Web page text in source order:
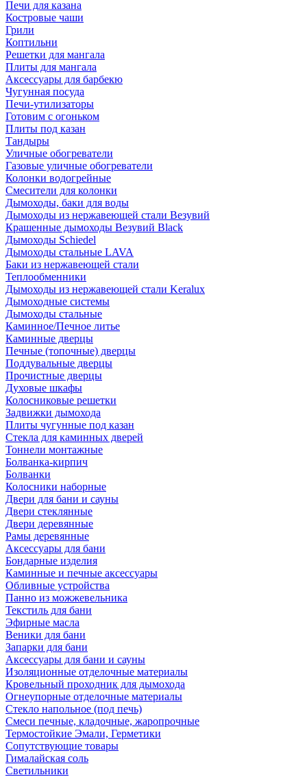
Печи для казана
Костровые чаши
Грили
Коптильни
Решетки для мангала
Плиты для мангала
Аксессуары для барбекю
Чугунная посуда
Печи-утилизаторы
Готовим с огоньком
Плиты под казан
Тандыры
Уличные обогреватели
Газовые уличные обогреватели
Колонки водогрейные
Смесители для колонки
Дымоходы, баки для воды
Дымоходы из нержавеющей стали Везувий
Крашенные дымоходы Везувий Black
Дымоходы Schiedel
Дымоходы стальные LAVA
Баки из нержавеющей стали
Теплообменники
Дымоходы из нержавеющей стали Keralux
Дымоходные системы
Дымоходы стальные
Каминное/Печное литье
Каминные дверцы
Печные (топочные) дверцы
Поддувальные дверцы
Прочистные дверцы
Духовые шкафы
Колосниковые решетки
Задвижки дымохода
Плиты чугунные под казан
Стекла для каминных дверей
Тоннели монтажные
Болванка-кирпич
Болванки
Колосники наборные
Двери для бани и сауны
Двери стеклянные
Двери деревянные
Рамы деревянные
Аксессуары для бани
Бондарные изделия
Каминные и печные аксессуары
Обливные устройства
Панно из можжевельника
Текстиль для бани
Эфирные масла
Веники для бани
Запарки для бани
Аксессуары для бани и сауны
Изоляционные отделочные материалы
Кровельный проходник для дымохода
Огнеупорные отделочные материалы
Стекло напольное (под печь)
Смеси печные, кладочные, жаропрочные
Термостойкие Эмали, Герметики
Сопутствующие товары
Гималайская соль
Светильники